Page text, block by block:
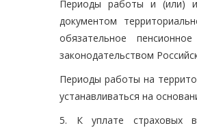
Периоды работы и (или)
документом
обязательное
законодательством
Периоды работы на
устанавливаться на
5. К уплате страховых